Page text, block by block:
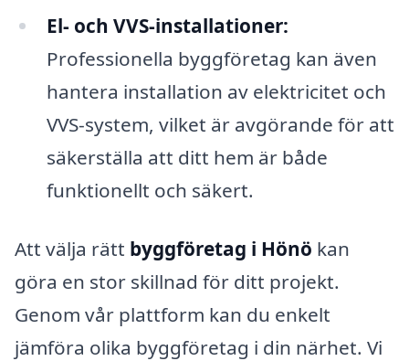
El- och VVS-installationer:
Professionella byggföretag kan även
hantera installation av elektricitet och
VVS-system, vilket är avgörande för att
säkerställa att ditt hem är både
funktionellt och säkert.
Att välja rätt byggföretag i Hönö kan
göra en stor skillnad för ditt projekt.
Genom vår plattform kan du enkelt
jämföra olika byggföretag i din närhet. Vi